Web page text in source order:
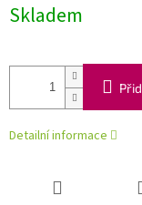
cena:
Skladem
Detailní informace